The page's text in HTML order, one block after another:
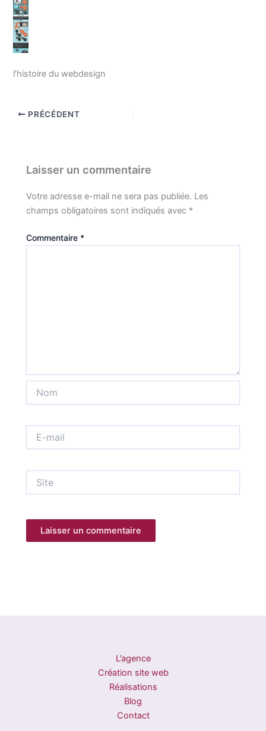
l’histoire du webdesign
PRÉCÉDENT
Laisser un commentaire
Votre adresse e-mail ne sera pas publiée. Les
champs obligatoires sont indiqués avec *
Commentaire *
mail
L’agence
Création site web
Réalisations
Blog
Contact